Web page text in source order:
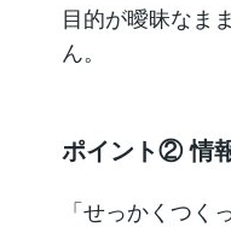
目的が曖昧なま
ん。
ポイント② 情
「せっかくつ